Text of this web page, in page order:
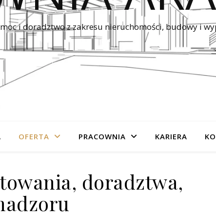
i doradztwo z zakresu nieruchomości, budowy i
OFERTA PRACOWNIA KARIERA
doradztwa,